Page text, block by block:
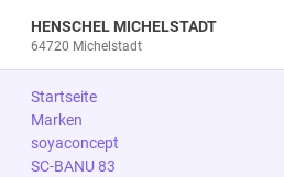
HENSCHEL MICHELSTADT
64720 Michelstadt
Startseite
Marken
soyaconcept
SC-BANU 83